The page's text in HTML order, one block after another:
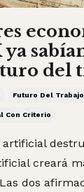
del
Futuro Del Trabajo
Con Criterio
creará
dos